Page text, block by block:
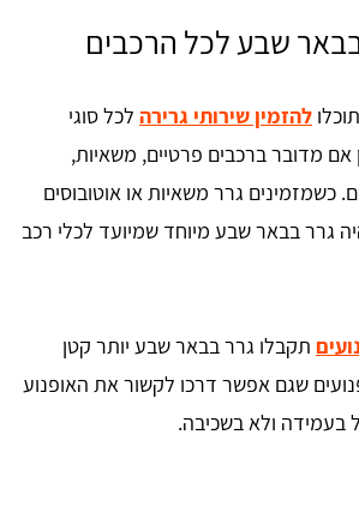
בבאר שבע לכל הרכבים
להזמין שירותי גרירה לכל סוגי
אם מדובר ברכבים פרטיים, משאיות,
כשמזמינים גרר משאיות או אוטובוסים
גרר בבאר שבע מיוחד שמיועד לכלי רכב
תקבלו גרר בבאר שבע יותר קטן
שגם אפשר דרכו לקשור את האופנוע
בעמידה ולא בשכיבה.